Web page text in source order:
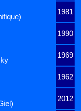
1981
1990
1969
1962
2012